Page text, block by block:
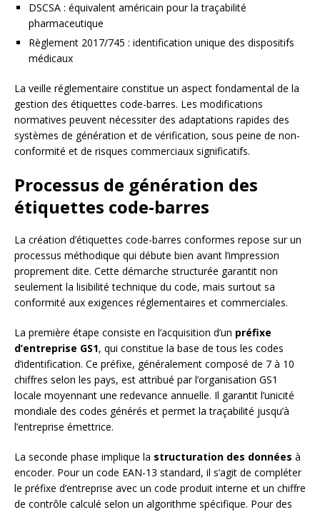
DSCSA : équivalent américain pour la traçabilité
pharmaceutique
Règlement 2017/745 : identification unique des dispositifs
médicaux
La veille réglementaire constitue un aspect fondamental de la
gestion des étiquettes code-barres. Les modifications
normatives peuvent nécessiter des adaptations rapides des
systèmes de génération et de vérification, sous peine de non-
conformité et de risques commerciaux significatifs.
Processus de génération des
étiquettes code-barres
La création d’étiquettes code-barres conformes repose sur un
processus méthodique qui débute bien avant l’impression
proprement dite. Cette démarche structurée garantit non
seulement la lisibilité technique du code, mais surtout sa
conformité aux exigences réglementaires et commerciales.
La première étape consiste en l’acquisition d’un préfixe
d’entreprise GS1, qui constitue la base de tous les codes
d’identification. Ce préfixe, généralement composé de 7 à 10
chiffres selon les pays, est attribué par l’organisation GS1
locale moyennant une redevance annuelle. Il garantit l’unicité
mondiale des codes générés et permet la traçabilité jusqu’à
l’entreprise émettrice.
La seconde phase implique la structuration des données à
encoder. Pour un code EAN-13 standard, il s’agit de compléter
le préfixe d’entreprise avec un code produit interne et un chiffre
de contrôle calculé selon un algorithme spécifique. Pour des